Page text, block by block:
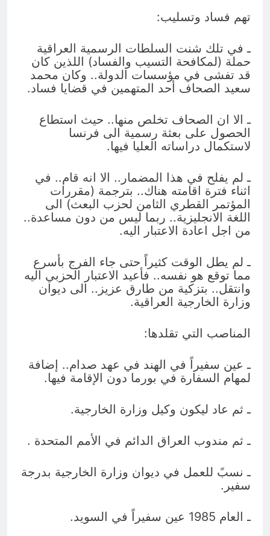
تهم فساد وتسليب:
ـ في تلك شنت السلطات الرسمية العراقية
حملة (لمكافحة التسيب والفساد) اللذين كان
قد تفشى في مؤسسات الدولة.. وكان محمد
سعيد الصحاف أحد المتهمين في قضايا فساد.
ـ الا ان الصحاف تخلص منها.. حيث استطاع
الحصول على بعثة رسمية الى فرنسا
لاستكمال دراساته العليا فيها.
ـ لم يفلح في هذا المضمار.. الا انه قام.. في
اثناء فترة اقامته هناك.. بترجمة (مقررات
المؤتمر القطري الثامن لحزب البعث) الى
اللغة الانجليزية.. ربما ليس من دون مساعدة..
من اجل اعادة الاعتبار اليه.
ـ لم يطل الوقت كثيراً حتى جاء الفرج بأسرع
مما توقع هو نفسه.. فأعيد الاعتبار الحزبي اليه
وانتقل.. بتزكية من طارق عزيز.. الى ديوان
وزارة الخارجية العراقية.
المناصب التي تقلدها:
ـ عين سفيراً في الهند في عهد صدام.. إضافة
لمهام السفارة في بورما دون الإقامة فيها.
ـ ثم عاد ليكون وكيل وزارة الخارجية.
ـ ثم مندوب العراق الدائم في الأمم المتحدة .
ـ نسبً للعمل في ديوان وزارة الخارجية بدرجة
سفير.
ـ العام 1985 عين سفيراً في السويد.